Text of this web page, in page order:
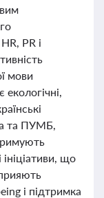
PR і
мови
та ПУМБ,
що
і підтримка